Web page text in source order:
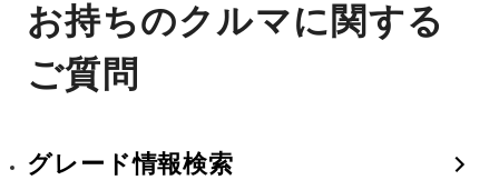
お持ちのクルマに関する
ご質問
グレード情報検索